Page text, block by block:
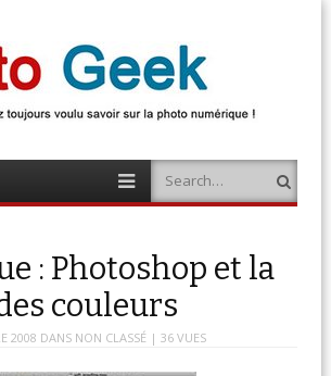
Search
: Photoshop et la
couleurs
2008 DANS NON CLASSÉ | 36 VUES